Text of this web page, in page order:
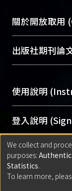
成果。
To
profiles and
services of
Sciences
關於開放取用
開放取用是從
動，應用在學
用逐年攀升。
Archive）平台
出版社期刊論
含部分內容
助與合作完
意提供此授
Please
original
grant the
若欲上傳已
使用說明
網站簡介
使用手冊
線上預約服
登入說明
方案一：臺
(With
方案二：
匯入著作
方案一：定
We collect and
purposes:
Statistics.
To learn more,